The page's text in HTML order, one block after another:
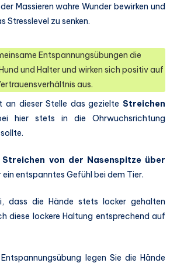
Massieren wahre Wunder bewirken und
Stresslevel zu senken.
Entspannungsübungen die
und Halter und wirken sich positiv auf
aus.
an dieser Stelle das gezielte Streichen
hier stets in die Ohrwuchsrichtung
von der Nasenspitze über
entspanntes Gefühl bei dem Tier.
dass die Hände stets locker gehalten
diese lockere Haltung entsprechend auf
legen Sie die Hände